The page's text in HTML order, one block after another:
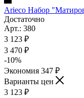
Arieco Набор
Достаточно
Арт.: 380
3 123 ₽
3 470 ₽
-10%
Экономия 347 ₽
Варианты цен
3 123 ₽